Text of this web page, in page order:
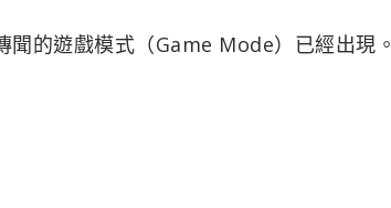
的遊戲模式（Game Mode）已經出現。